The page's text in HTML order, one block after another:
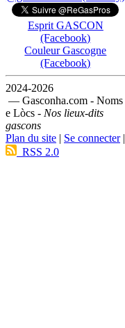
Esprit GASCON
(Facebook)
Couleur Gascogne
(Facebook)
2024-2026
— Gasconha.com - Noms
e Lòcs - Nos lieux-dits
gascons
Plan du site | Se connecter|
RSS 2.0